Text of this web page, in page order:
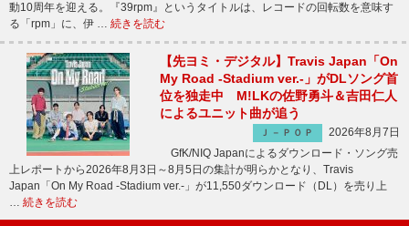
動10周年を迎える。『39rpm』というタイトルは、レコードの回転数を意味す
る「rpm」に、伊 … 続きを読む
【先ヨミ・デジタル】Travis Japan「On
My Road -Stadium ver.-」がDLソング首
位を独走中 M!LKの佐野勇斗＆吉田仁人
によるユニット曲が追う
Ｊ－ＰＯＰ
2026年8月7日
GfK/NIQ Japanによるダウンロード・ソング売
上レポートから2026年8月3日～8月5日の集計が明らかとなり、Travis
Japan「On My Road -Stadium ver.-」が11,550ダウンロード（DL）を売り上
… 続きを読む